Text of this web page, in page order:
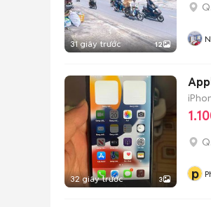
31 giây trước 12
32 giây trước 3 p